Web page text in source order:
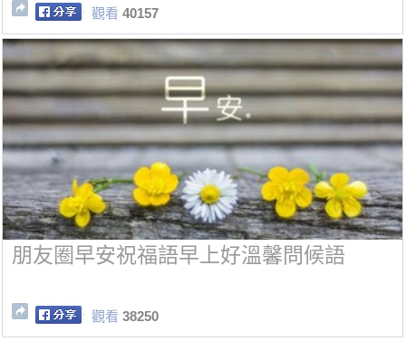
觀看 40157
朋友圈早安祝福語早上好溫馨問候語
觀看 38250